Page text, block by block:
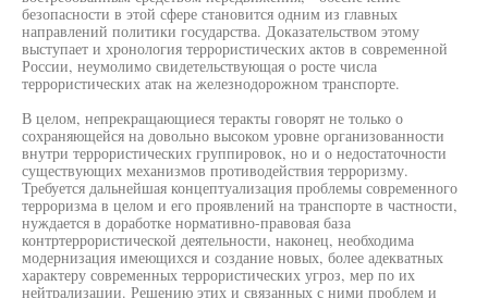
безопасности в этой сфере становится одним из главных
направлений политики государства. Доказательством этому
выступает и хронология террористических актов в современной
России, неумолимо свидетельствующая о росте числа
террористических атак на железнодорожном транспорте.
В целом, непрекращающиеся теракты говорят не только о
сохраняющейся на довольно высоком уровне организованности
внутри террористических группировок, но и о недостаточности
существующих механизмов противодействия терроризму.
Требуется дальнейшая концептуализация проблемы современного
терроризма в целом и его проявлений на транспорте в частности,
нуждается в доработке нормативно-правовая база
контртеррористической деятельности, наконец, необходима
модернизация имеющихся и создание новых, более адекватных
характеру современных террористических угроз, мер по их
нейтрализации. Решению этих и связанных с ними проблем и